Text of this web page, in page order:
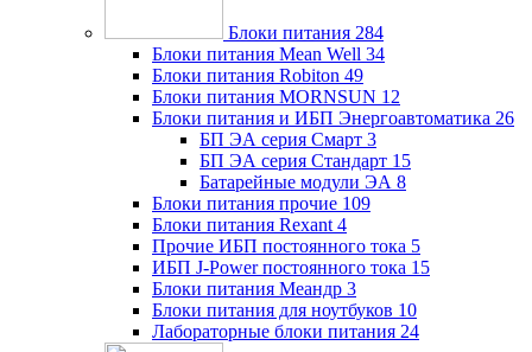
Блоки питания 284
Блоки питания Mean Well 34
Блоки питания Robiton 49
Блоки питания MORNSUN 12
Блоки питания и ИБП Энергоавтоматика 26
БП ЭА серия Смарт 3
БП ЭА серия Стандарт 15
Батарейные модули ЭА 8
Блоки питания прочие 109
Блоки питания Rexant 4
Прочие ИБП постоянного тока 5
ИБП J-Power постоянного тока 15
Блоки питания Меандр 3
Блоки питания для ноутбуков 10
Лабораторные блоки питания 24